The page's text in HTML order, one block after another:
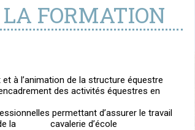
FORMATION
à l’animation de la structure équestre
des activités équestres en
permettant d’assurer le travail
de la cavalerie d’école